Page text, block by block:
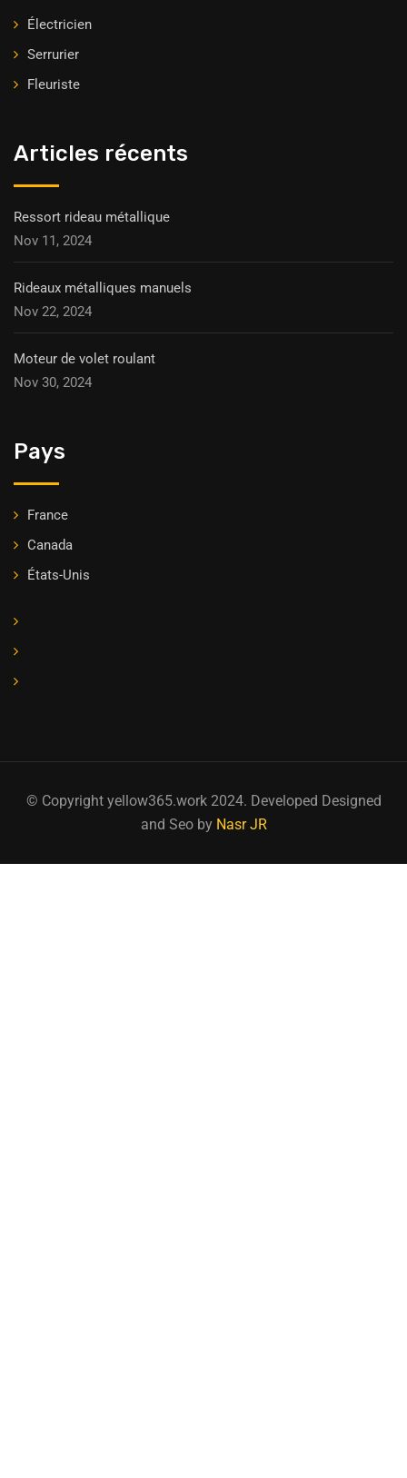
Électricien
Serrurier
Fleuriste
Articles récents
Ressort rideau métallique
Nov 11, 2024
Rideaux métalliques manuels
Nov 22, 2024
Moteur de volet roulant
Nov 30, 2024
Pays
France
Canada
États-Unis
© Copyright yellow365.work 2024. Developed Designed
and Seo by Nasr JR